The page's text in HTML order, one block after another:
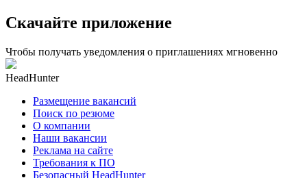
Скачайте приложение
Чтобы получать уведомления о приглашениях мгновенно
HeadHunter
Размещение вакансий
Поиск по резюме
О компании
Наши вакансии
Реклама на сайте
Требования к ПО
Безопасный HeadHunter